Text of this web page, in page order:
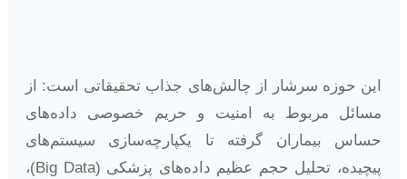
این حوزه سرشار از چالش‌های جذاب تحقیقاتی است: از
مسائل مربوط به امنیت و حریم خصوصی داده‌های
حساس بیماران گرفته تا یکپارچه‌سازی سیستم‌های
پیچیده، تحلیل حجم عظیم داده‌های پزشکی (Big Data)،